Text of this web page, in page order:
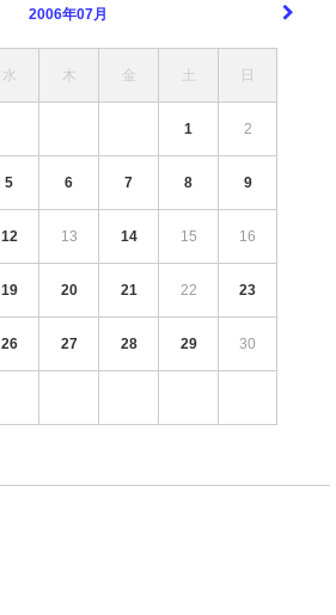
2006年07月
水 木 金 土 日
1 2
5 6 7 8 9
12 13 14 15 16
19 20 21 22 23
26 27 28 29 30